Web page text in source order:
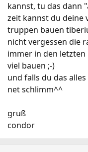
kannst, tu das dann
zeit kannst du deine
truppen bauen
nicht vergessen die
immer in den letzten
viel bauen ;-)
und falls du das
net schlimm^^
gruß
condor